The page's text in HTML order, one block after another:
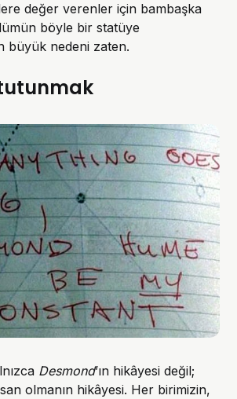
değer verenler için bambaşka
böyle bir statüye
büyük nedeni zaten.
Desmond’ın hikâyesi değil;
olmanın hikâyesi. Her birimizin,